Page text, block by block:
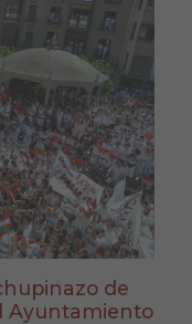
de
Ayuntamiento